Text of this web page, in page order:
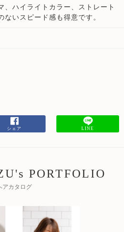
、ハイライトカラー、ストレート
いスピード感も得意です。
シェア LINE
PORTFOLIO
アカタログ